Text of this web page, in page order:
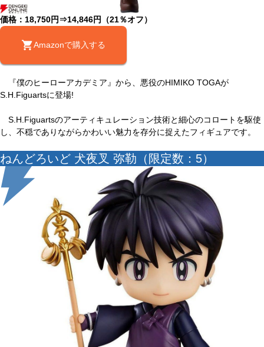
価格：18,750円⇒14,846円（21％オフ）
Amazonで購入する
『僕のヒーローアカデミア』から、悪役のHIMIKO TOGAが
S.H.Figuartsに登場!
S.H.Figuartsのアーティキュレーション技術と細心のコロートを駆使
し、不穏でありながらかわいい魅力を存分に捉えたフィギュアです。
ねんどろいど 犬夜叉 弥勒（限定数：5）